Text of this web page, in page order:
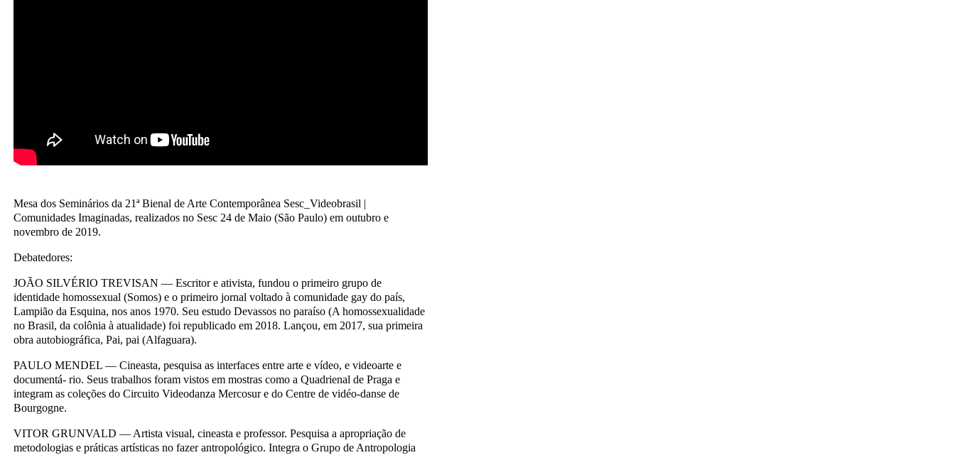
Mesa dos Seminários da 21ª Bienal de Arte Contemporânea Sesc_Videobrasil |
Comunidades Imaginadas, realizados no Sesc 24 de Maio (São Paulo) em outubro e
novembro de 2019.
Debatedores:
JOÃO SILVÉRIO TREVISAN — Escritor e ativista, fundou o primeiro grupo de
identidade homossexual (Somos) e o primeiro jornal voltado à comunidade gay do país,
Lampião da Esquina, nos anos 1970. Seu estudo Devassos no paraíso (A homossexualidade
no Brasil, da colônia à atualidade) foi republicado em 2018. Lançou, em 2017, sua primeira
obra autobiográfica, Pai, pai (Alfaguara).
PAULO MENDEL — Cineasta, pesquisa as interfaces entre arte e vídeo, e videoarte e
documentá- rio. Seus trabalhos foram vistos em mostras como a Quadrienal de Praga e
integram as coleções do Circuito Videodanza Mercosur e do Centre de vidéo-danse de
Bourgogne.
VITOR GRUNVALD — Artista visual, cineasta e professor. Pesquisa a apropriação de
metodologias e práticas artísticas no fazer antropológico. Integra o Grupo de Antropologia